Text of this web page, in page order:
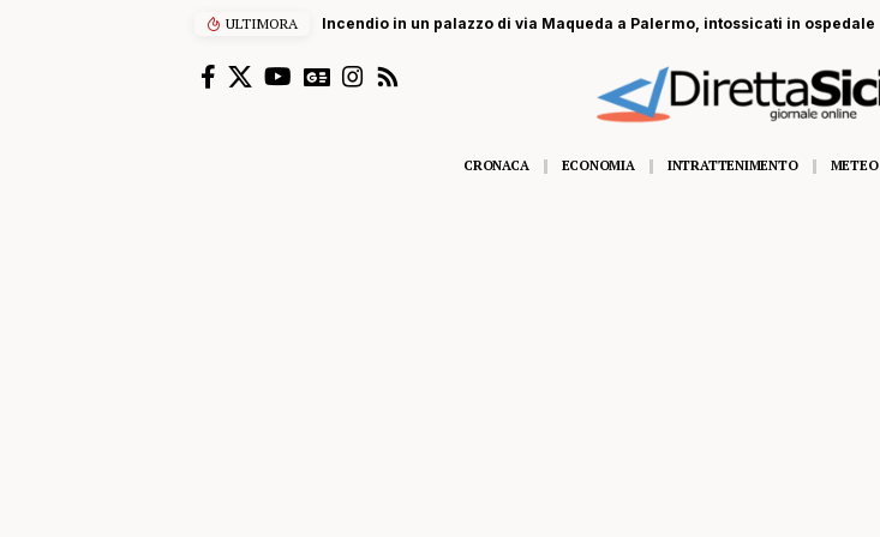
ULTIMORA Incendio in un palazzo di via Maqueda a Palermo, intossicati in ospedale
CRONACA ECONOMIA INTRATTENIMENTO METEO